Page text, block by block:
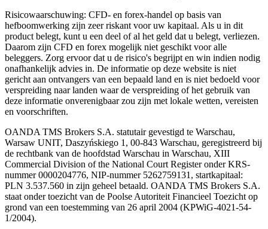
Risicowaarschuwing: CFD- en forex-handel op basis van
hefboomwerking zijn zeer riskant voor uw kapitaal. Als u in dit
product belegt, kunt u een deel of al het geld dat u belegt, verliezen.
Daarom zijn CFD en forex mogelijk niet geschikt voor alle
beleggers. Zorg ervoor dat u de risico's begrijpt en win indien nodig
onafhankelijk advies in. De informatie op deze website is niet
gericht aan ontvangers van een bepaald land en is niet bedoeld voor
verspreiding naar landen waar de verspreiding of het gebruik van
deze informatie onverenigbaar zou zijn met lokale wetten, vereisten
en voorschriften.
OANDA TMS Brokers S.A. statutair gevestigd te Warschau,
Warsaw UNIT, Daszyńskiego 1, 00-843 Warschau, geregistreerd bij
de rechtbank van de hoofdstad Warschau in Warschau, XIII
Commercial Division of the National Court Register onder KRS-
nummer 0000204776, NIP-nummer 5262759131, startkapitaal:
PLN 3.537.560 in zijn geheel betaald. OANDA TMS Brokers S.A.
staat onder toezicht van de Poolse Autoriteit Financieel Toezicht op
grond van een toestemming van 26 april 2004 (KPWiG-4021-54-
1/2004).